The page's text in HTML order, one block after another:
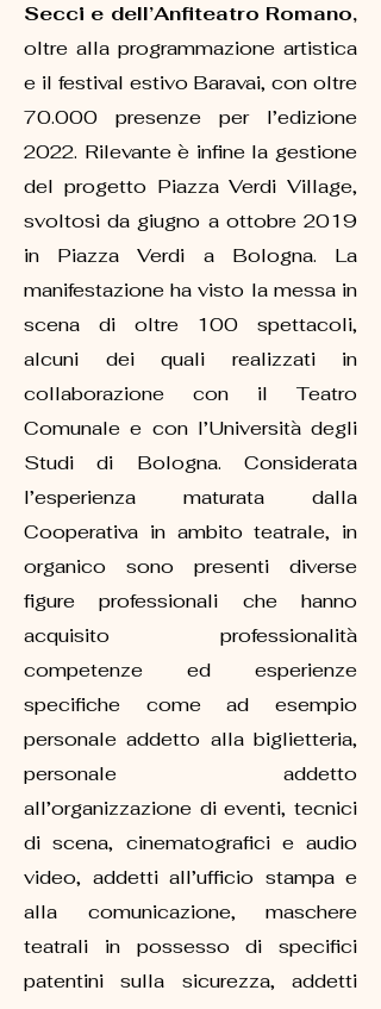
Secci e dell’Anfiteatro Romano,
oltre alla programmazione artistica
e il festival estivo Baravai, con oltre
70.000 presenze per l’edizione
2022. Rilevante è infine la gestione
del progetto Piazza Verdi Village,
svoltosi da giugno a ottobre 2019
in Piazza Verdi a Bologna. La
manifestazione ha visto la messa in
scena di oltre 100 spettacoli,
alcuni dei quali realizzati in
collaborazione con il Teatro
Comunale e con l’Università degli
Studi di Bologna. Considerata
l’esperienza maturata dalla
Cooperativa in ambito teatrale, in
organico sono presenti diverse
figure professionali che hanno
acquisito professionalità
competenze ed esperienze
specifiche come ad esempio
personale addetto alla biglietteria,
personale addetto
all’organizzazione di eventi, tecnici
di scena, cinematografici e audio
video, addetti all’ufficio stampa e
alla comunicazione, maschere
teatrali in possesso di specifici
patentini sulla sicurezza, addetti